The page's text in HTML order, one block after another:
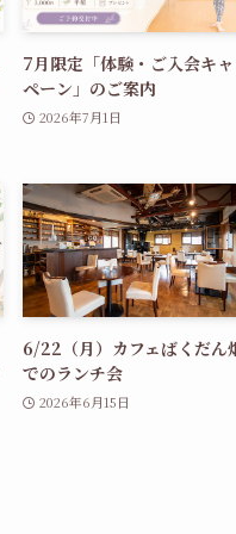
7月限定「体験・ご入会キ
ペーン」のご案内
2026年7月1日
6/22（月）カフェばくだん
でのランチ会
2026年6月15日